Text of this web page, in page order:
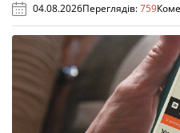
04.08.2026Переглядів:759